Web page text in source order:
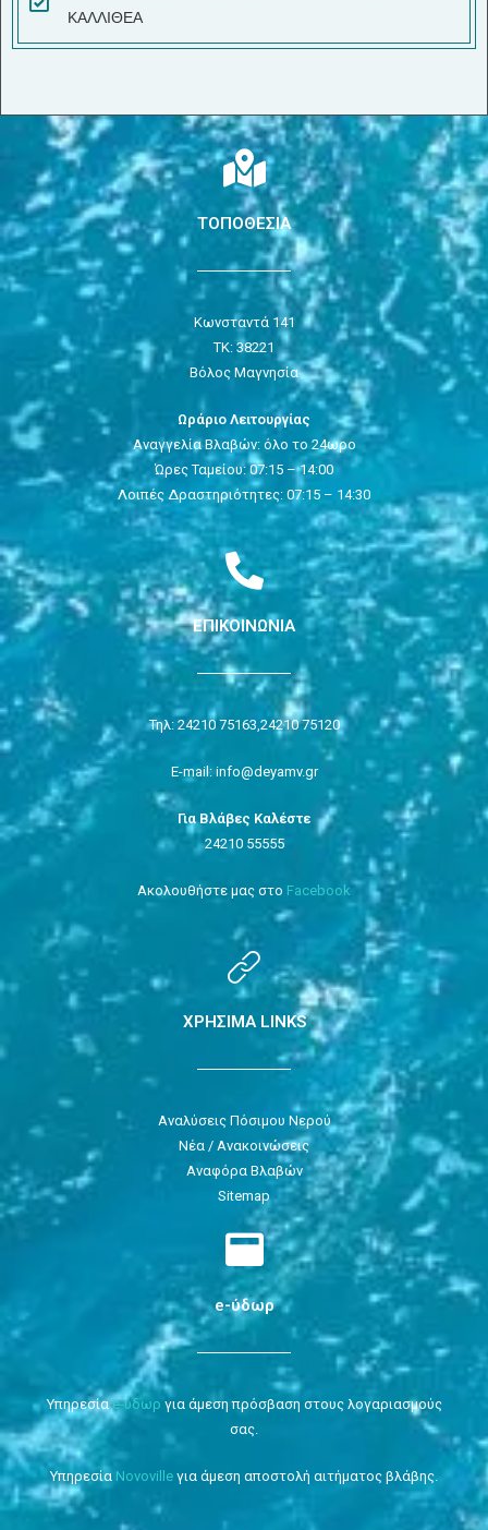
ΚΑΛΛΙΘΕΑ
ΤΟΠΟΘΕΣΙΑ
Κωνσταντά 141
ΤΚ: 38221
Βόλος Μαγνησία
Ωράριο Λειτουργίας
Αναγγελία Βλαβών: όλο το 24ωρο
Ώρες Ταμείου: 07:15 – 14:00
Λοιπές Δραστηριότητες: 07:15 – 14:30
ΕΠΙΚΟΙΝΩΝΙΑ
Τηλ: 24210 75163, 24210 75120
E-mail: info@deyamv.gr
Για Βλάβες Καλέστε
24210 55555
Ακολουθήστε μας στο Facebook
ΧΡΗΣΙΜΑ LINKS
Αναλύσεις Πόσιμου Νερού
Νέα / Ανακοινώσεις
Αναφόρα Βλαβών
Sitemap
e-ύδωρ
Υπηρεσίαe-ύδωρ για άμεση πρόσβαση στους λογαριασμούς
σας.
Υπηρεσία Novoville για άμεση αποστολή αιτήματος βλάβης.